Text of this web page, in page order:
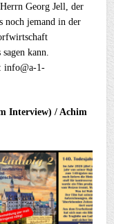
Georg Jell, der
noch jemand in der
kann.
info@a-1-
Interview) / Achim